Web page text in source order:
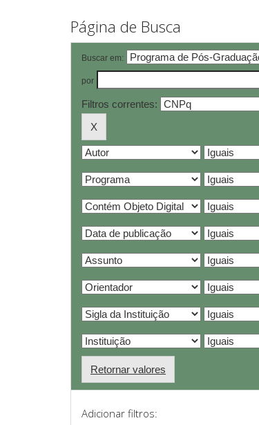
Página de Busca
Buscar em:
por
Filtros correntes:
Retornar valores
Adicionar filtros: